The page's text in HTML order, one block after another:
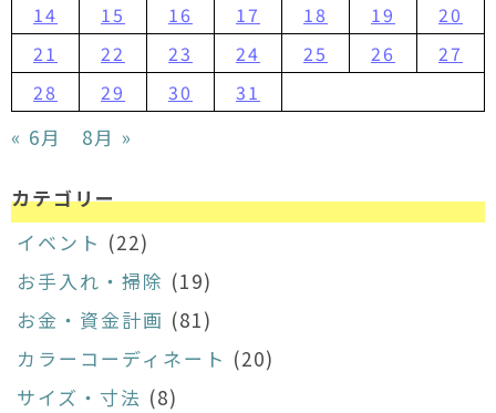
14
15 16 17 18 19
20
21
22 23 24 25 26
27
28
29 30 31
« 6月 8月 »
カテゴリー
イベント (22)
お手入れ・掃除 (19)
お金・資金計画 (81)
カラーコーディネート (20)
サイズ・寸法 (8)